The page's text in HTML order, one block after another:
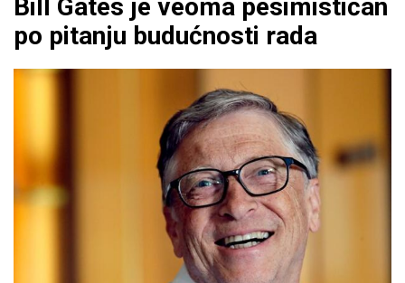
Bill Gates je veoma pesimističan
po pitanju budućnosti rada